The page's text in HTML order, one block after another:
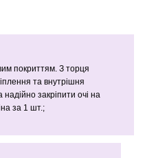
покриттям. З торця
та внутрішня
закріпити очі на
за 1 шт.;